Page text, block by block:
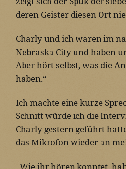
deren Geister diesen Ort
Charly und ich waren im
Nebraska City und haben
Aber hört selbst, was die
haben.“
Ich machte eine kurze
Schnitt würde ich die
Charly gestern geführt
das Mikrofon wieder an
„Wie ihr hören konntet,